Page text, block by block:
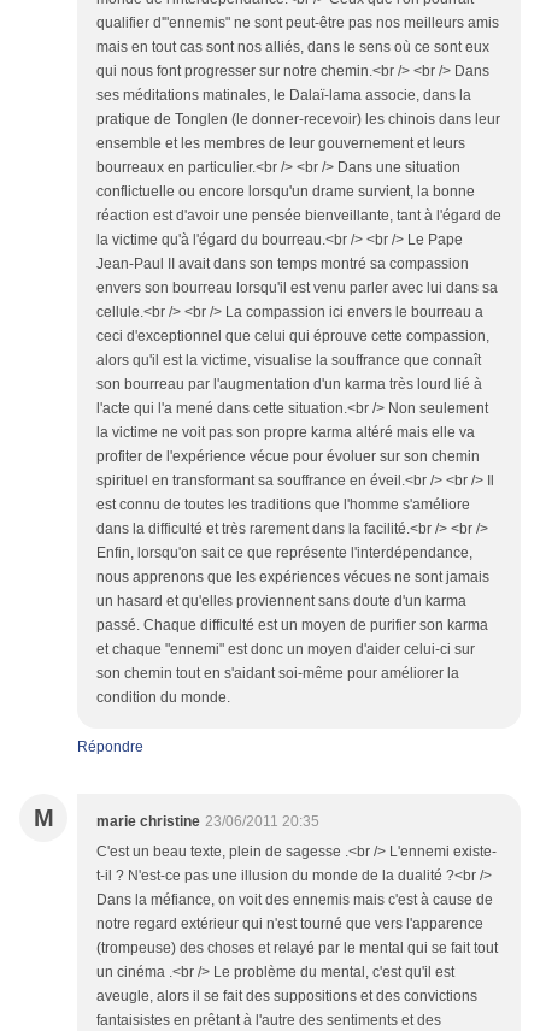
qualifier d'"ennemis" ne sont peut-être pas nos meilleurs amis
mais en tout cas sont nos alliés, dans le sens où ce sont eux
qui nous font progresser sur notre chemin.<br /> <br /> Dans
ses méditations matinales, le Dalaï-lama associe, dans la
pratique de Tonglen (le donner-recevoir) les chinois dans leur
ensemble et les membres de leur gouvernement et leurs
bourreaux en particulier.<br /> <br /> Dans une situation
conflictuelle ou encore lorsqu'un drame survient, la bonne
réaction est d'avoir une pensée bienveillante, tant à l'égard de
la victime qu'à l'égard du bourreau.<br /> <br /> Le Pape
Jean-Paul II avait dans son temps montré sa compassion
envers son bourreau lorsqu'il est venu parler avec lui dans sa
cellule.<br /> <br /> La compassion ici envers le bourreau a
ceci d'exceptionnel que celui qui éprouve cette compassion,
alors qu'il est la victime, visualise la souffrance que connaît
son bourreau par l'augmentation d'un karma très lourd lié à
l'acte qui l'a mené dans cette situation.<br /> Non seulement
la victime ne voit pas son propre karma altéré mais elle va
profiter de l'expérience vécue pour évoluer sur son chemin
spirituel en transformant sa souffrance en éveil.<br /> <br /> Il
est connu de toutes les traditions que l'homme s'améliore
dans la difficulté et très rarement dans la facilité.<br /> <br />
Enfin, lorsqu'on sait ce que représente l'interdépendance,
nous apprenons que les expériences vécues ne sont jamais
un hasard et qu'elles proviennent sans doute d'un karma
passé. Chaque difficulté est un moyen de purifier son karma
et chaque "ennemi" est donc un moyen d'aider celui-ci sur
son chemin tout en s'aidant soi-même pour améliorer la
condition du monde.
Répondre
M marie christine 23/06/2011 20:35
C'est un beau texte, plein de sagesse .<br /> L'ennemi existe-
t-il ? N'est-ce pas une illusion du monde de la dualité ?<br />
Dans la méfiance, on voit des ennemis mais c'est à cause de
notre regard extérieur qui n'est tourné que vers l'apparence
(trompeuse) des choses et relayé par le mental qui se fait tout
un cinéma .<br /> Le problème du mental, c'est qu'il est
aveugle, alors il se fait des suppositions et des convictions
fantaisistes en prêtant à l'autre des sentiments et des